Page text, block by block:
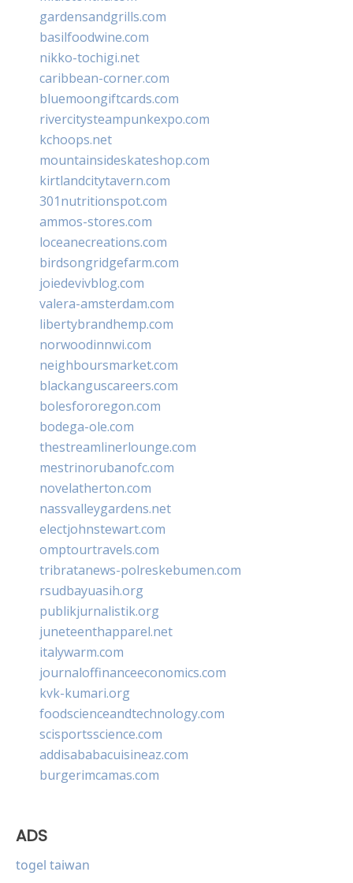
gardensandgrills.com
basilfoodwine.com
nikko-tochigi.net
caribbean-corner.com
bluemoongiftcards.com
rivercitysteampunkexpo.com
kchoops.net
mountainsideskateshop.com
kirtlandcitytavern.com
301nutritionspot.com
ammos-stores.com
loceanecreations.com
birdsongridgefarm.com
joiedevivblog.com
valera-amsterdam.com
libertybrandhemp.com
norwoodinnwi.com
neighboursmarket.com
blackanguscareers.com
bolesfororegon.com
bodega-ole.com
thestreamlinerlounge.com
mestrinorubanofc.com
novelatherton.com
nassvalleygardens.net
electjohnstewart.com
omptourtravels.com
tribratanews-polreskebumen.com
rsudbayuasih.org
publikjurnalistik.org
juneteenthapparel.net
italywarm.com
journaloffinanceeconomics.com
kvk-kumari.org
foodscienceandtechnology.com
scisportsscience.com
addisababacuisineaz.com
burgerimcamas.com
ADS
togel taiwan